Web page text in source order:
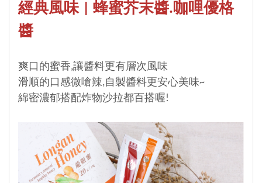
經典風味 | 蜂蜜芥末醬.咖哩優格
醬
爽口的蜜香,讓醬料更有層次風味
滑順的口感微嗆辣,自製醬料更安心美味~
綿密濃郁搭配炸物沙拉都百搭喔!